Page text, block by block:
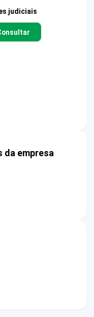
judiciais
da empresa